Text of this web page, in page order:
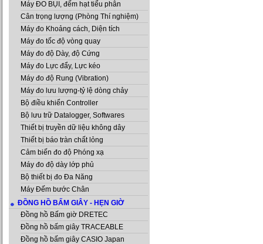
Máy ĐO BỤI, đếm hạt tiểu phân
Cân trọng lượng (Phòng Thí nghiệm)
Máy đo Khoảng cách, Diện tích
Máy đo tốc độ vòng quay
Máy đo độ Dày, độ Cứng
Máy đo Lực đẩy, Lực kéo
Máy đo độ Rung (Vibration)
Máy đo lưu lượng-tỷ lệ dòng chảy
Bộ điều khiển Controller
Bộ lưu trữ Datalogger, Softwares
Thiết bị truyền dữ liệu không dây
Thiết bị báo tràn chất lỏng
Cảm biến đo độ Phóng xạ
Máy đo độ dày lớp phủ
Bộ thiết bị đo Đa Năng
Máy Đếm bước Chân
ĐỒNG HỒ BẤM GIÂY - HẸN GIỜ
Đồng hồ Bấm giờ DRETEC
Đồng hồ bấm giây TRACEABLE
Đồng hồ bấm giây CASIO Japan